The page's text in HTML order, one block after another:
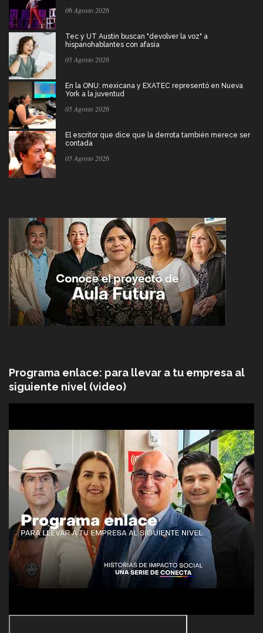
06 Agosto 2026
Tec y UT Austin buscan "devolver la voz" a
hispanohablantes con afasia
05 Agosto 2026
En la ONU: mexicana y EXATEC representó en Nueva
York a la juventud
05 Agosto 2026
El escritor que dice que la derrota también merece ser
contada
05 Agosto 2026
Programa enlace: para llevar a tu empresa al
siguiente nivel (video)